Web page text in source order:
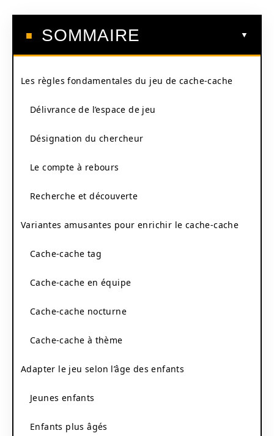
SOMMAIRE
Les règles fondamentales du jeu de cache-cache
Délivrance de l’espace de jeu
Désignation du chercheur
Le compte à rebours
Recherche et découverte
Variantes amusantes pour enrichir le cache-cache
Cache-cache tag
Cache-cache en équipe
Cache-cache nocturne
Cache-cache à thème
Adapter le jeu selon l’âge des enfants
Jeunes enfants
Enfants plus âgés